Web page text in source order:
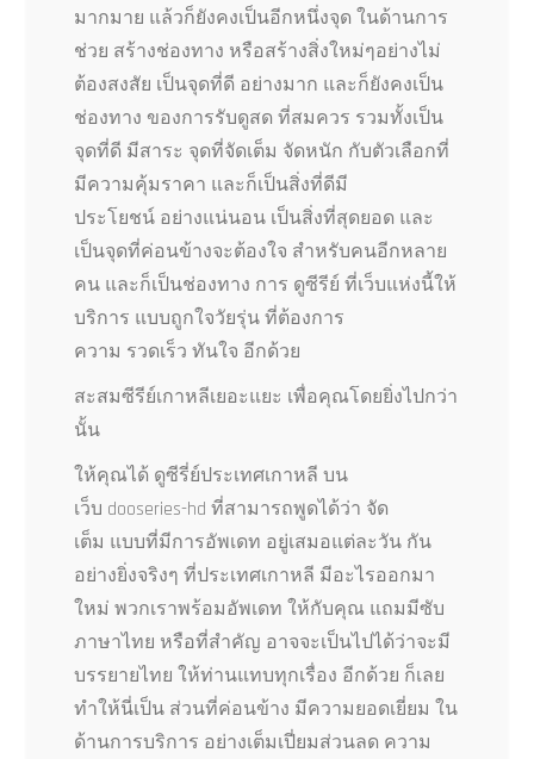
มากมาย แล้วก็ยังคงเป็นอีกหนึ่งจุด ในด้านการ
ช่วย สร้างช่องทาง หรือสร้างสิ่งใหม่ๆอย่างไม่
ต้องสงสัย เป็นจุดที่ดี อย่างมาก และก็ยังคงเป็น
ช่องทาง ของการรับดูสด ที่สมควร รวมทั้งเป็น
จุดที่ดี มีสาระ จุดที่จัดเต็ม จัดหนัก กับตัวเลือกที่
มีความคุ้มราคา และก็เป็นสิ่งที่ดีมี
ประโยชน์ อย่างแน่นอน เป็นสิ่งที่สุดยอด และ
เป็นจุดที่ค่อนข้างจะต้องใจ สำหรับคนอีกหลาย
คน และก็เป็นช่องทาง การ ดูซีรีย์ ที่เว็บแห่งนี้ให้
บริการ แบบถูกใจวัยรุ่น ที่ต้องการ
ความ รวดเร็ว ทันใจ อีกด้วย
สะสมซีรีย์เกาหลีเยอะแยะ เพื่อคุณโดยยิ่งไปกว่า
นั้น
ให้คุณได้ ดูซีรี่ย์ประเทศเกาหลี บน
เว็บ dooseries-hd ที่สามารถพูดได้ว่า จัด
เต็ม แบบที่มีการอัพเดท อยู่เสมอแต่ละวัน กัน
อย่างยิ่งจริงๆ ที่ประเทศเกาหลี มีอะไรออกมา
ใหม่ พวกเราพร้อมอัพเดท ให้กับคุณ แถมมีซับ
ภาษาไทย หรือที่สำคัญ อาจจะเป็นไปได้ว่าจะมี
บรรยายไทย ให้ท่านแทบทุกเรื่อง อีกด้วย ก็เลย
ทำให้นี่เป็น ส่วนที่ค่อนข้าง มีความยอดเยี่ยม ใน
ด้านการบริการ อย่างเต็มเปี่ยมส่วนลด ความ